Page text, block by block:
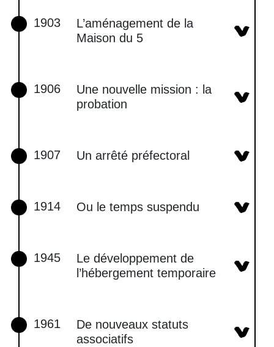
1903
L’aménagement de la
Maison du 5
1906
Une nouvelle mission : la
probation
1907 Un arrêté préfectoral
1914 Ou le temps suspendu
1945
Le développement de
l’hébergement temporaire
1961
De nouveaux statuts
associatifs